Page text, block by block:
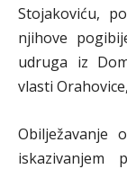
Stojakoviću,
njihove
udruga iz
vlasti
iskazivanjem